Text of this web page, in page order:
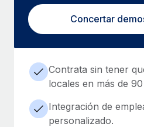
Concertar
Contrata sin tener
locales en más de
Integración de
personalizado.